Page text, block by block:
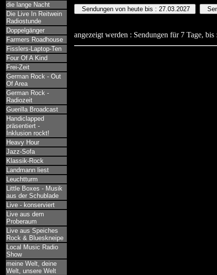
die lange Nacht
Die Live In Reitwein
Radiostunde
Doppelgänger
Farmers Roadhouse
Fisslers-Laptop-Ten
Four Of A Kind
Frei-Zeit
German Rock - Out
Of Area
German Rock -
Radiozeit
Guerilla Broadcast
Handiclapped
präsentiert -
Inklusion rockt!
Heavy Hour
Jazz-Sofa
Klassik-Rock
Landmann liest
Leuchtturm
Little Boxes - Musik
aus der Schublade
Live - konserviert
Live aus dem
Proberaum
Live aus Speiches
Rock & Blueskneipe
Local Music Radio
Show
meine Welt, deine
Welt, unsere Welt
angezeigt werden : Sendungen für 7 Tage, bis